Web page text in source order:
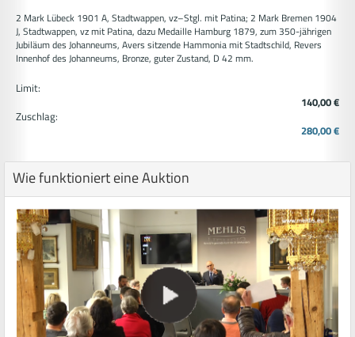
2 Mark Lübeck 1901 A, Stadtwappen, vz–Stgl. mit Patina; 2 Mark Bremen 1904
J, Stadtwappen, vz mit Patina, dazu Medaille Hamburg 1879, zum 350-jährigen
Jubiläum des Johanneums, Avers sitzende Hammonia mit Stadtschild, Revers
Innenhof des Johanneums, Bronze, guter Zustand, D 42 mm.
Limit:
140,00 €
Zuschlag:
280,00 €
Wie funktioniert eine Auktion